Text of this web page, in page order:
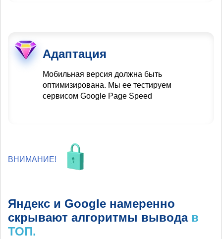
Адаптация
Мобильная версия должна быть
оптимизирована. Мы ее тестируем
сервисом Google Page Speed
ВНИМАНИЕ!
Яндекс и Google намеренно
скрывают алгоритмы вывода в
ТОП.